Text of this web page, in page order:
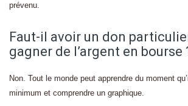
prévenu.
Faut-il avoir un don
gagner de l’argent en bourse
Non. Tout le monde peut apprendre du moment
minimum et comprendre un graphique.